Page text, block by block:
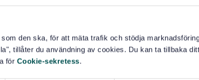
den ska, för att mäta trafik och stödja
tillåter du användning av cookies. Du kan ta tillbaka
för Cookie-sekretess.
Ersätts av: SS-EN
Inom samma